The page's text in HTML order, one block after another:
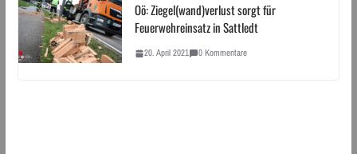
Oö: Ziegel(wand)verlust sorgt für
Feuerwehreinsatz in Sattledt
20. April 2021 0 Kommentare